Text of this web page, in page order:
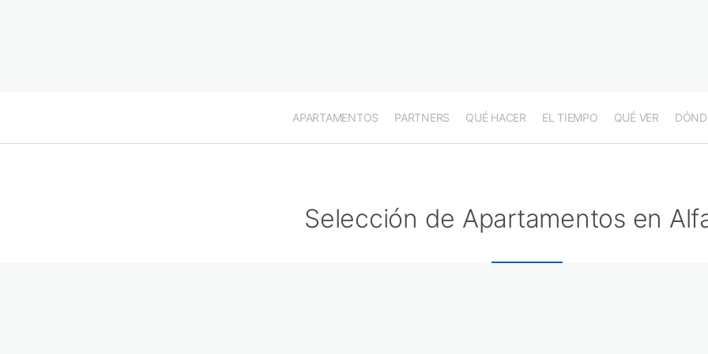
APARTAMENTOS PARTNERS QUÉ HACER EL TIEMPO QUÉ VER
Selección de Apartamentos en